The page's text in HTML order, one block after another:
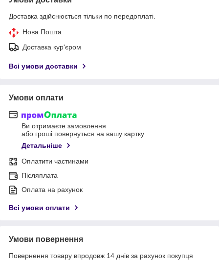
Доставка здійснюється тільки по передоплаті.
Нова Пошта
Доставка кур'єром
Всі умови доставки
Умови оплати
Ви отримаєте замовлення
або гроші повернуться на вашу картку
Детальніше
Оплатити частинами
Післяплата
Оплата на рахунок
Всі умови оплати
Умови повернення
Повернення товару впродовж 14 днів за рахунок покупця